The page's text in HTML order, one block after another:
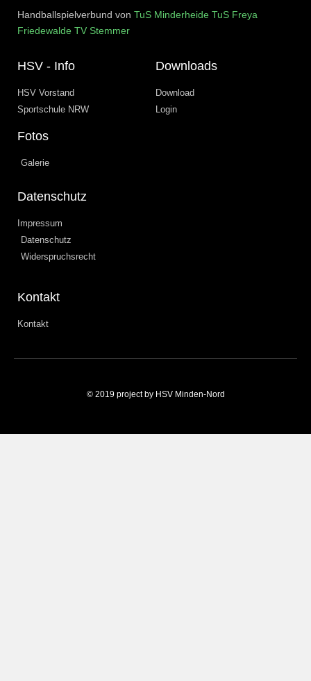
Handballspielverbund von TuS Minderheide TuS Freya
Friedewalde TV Stemmer
HSV - Info
HSV Vorstand
Sportschule NRW
Fotos
Galerie
Downloads
Download
Login
Datenschutz
Impressum
Datenschutz
Widerspruchsrecht
Kontakt
Kontakt
© 2019 project by HSV Minden-Nord